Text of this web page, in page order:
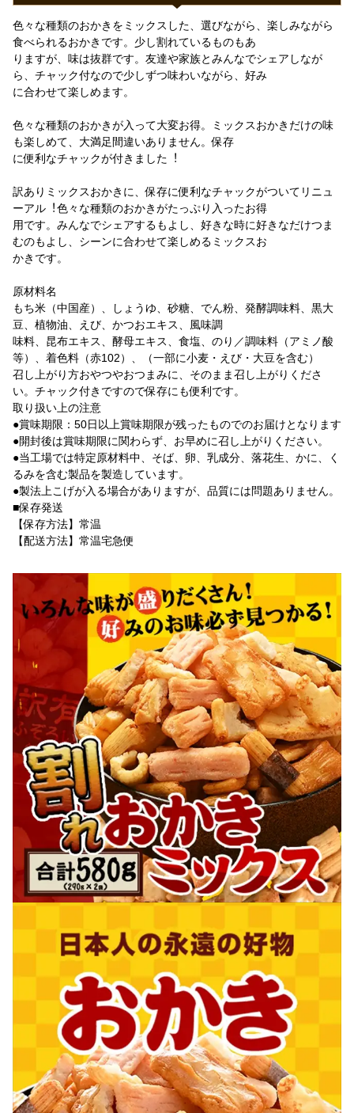
色々な種類のおかきをミックスした、選びながら、楽しみながら
⾷べられるおかきです。少し割れているものもあ
りますが、味は抜群です。友達や家族とみんなでシェアしなが
ら、チャック付なので少しずつ味わいながら、好み
に合わせて楽しめます。
色々な種類のおかきが入って大変お得。ミックスおかきだけの味
も楽しめて、大満足間違いありません。保存
に便利なチャックが付きました︕
訳ありミックスおかきに、保存に便利なチャックがついてリニュ
ーアル︕色々な種類のおかきがたっぷり入ったお得
用です。みんなでシェアするもよし、好きな時に好きなだけつま
むのもよし、シーンに合わせて楽しめるミックスお
かきです。
原材料名
もち米（中国産）、しょうゆ、砂糖、でん粉、発酵調味料、黒大
豆、植物油、えび、かつおエキス、風味調
味料、昆布エキス、酵母エキス、食塩、のり／調味料（アミノ酸
等）、着色料（赤102）、（⼀部に小麦・えび・大豆を含む）
召し上がり方おやつやおつまみに、そのまま召し上がりくださ
い。チャック付きですので保存にも便利です。
取り扱い上の注意
●賞味期限：50日以上賞味期限が残ったものでのお届けとなります
●開封後は賞味期限に関わらず、お早めに召し上がりください。
●当工場では特定原材料中、そば、卵、乳成分、落花生、かに、く
るみを含む製品を製造しています。
●製法上こげが入る場合がありますが、品質には問題ありません。
■保存発送
【保存方法】常温
【配送方法】常温宅急便